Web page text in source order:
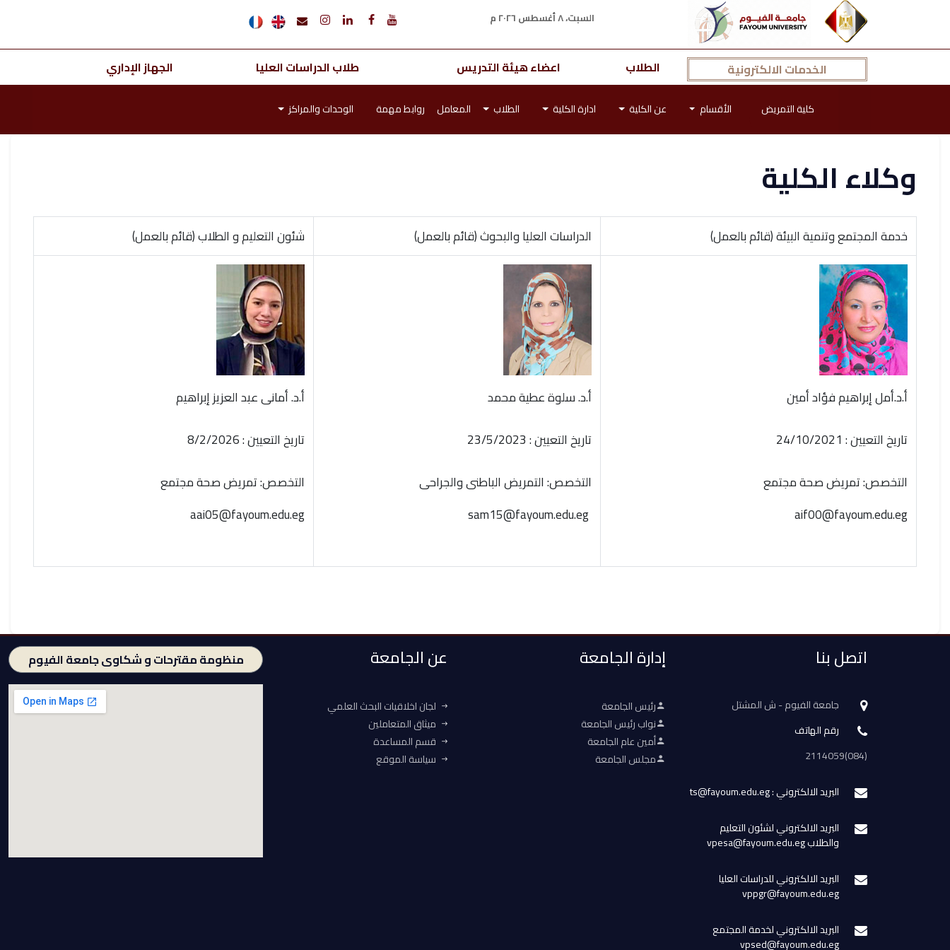
السبت، ٨ أغسطس ٢٠٢٦ م
الخدمات الالكترونية الطلاب اعضاء هيئة التدريس طلاب الدراسات العليا الجهاز الإداري
كلية التمريض الأقسام عن الكلية ادارة الكلية الطلاب المعامل روابط مهمة الوحدات والمراكز
وكلاء الكلية
خدمة المجتمع وتنمية البيئة (قائم بالعمل) الدراسات العليا والبحوث (قائم بالعمل) شئون التعليم و الطلاب (قائم بالعمل)
أ.د.أمل إبراهيم فؤاد أمين
تاريخ التعيين : 24/10/2021
التخصص: تمريض صحة مجتمع
aif00@fayoum.edu.eg
أ.د. سلوة عطية محمد
تاريخ التعيين : 23/5/2023
التخصص: التمريض الباطنى والجراحى
أ.د. أمانى عبد العزيز إبراهيم
تاريخ التعيين : 8/2/2026
التخصص: تمريض صحة مجتمع
aai05@fayoum.edu.eg
اتصل بنا
جامعة الفيوم - ش المشتل
رقم الهاتف
(084)2114059
البريد الالكتروني : ts@fayoum.edu.eg
البريد الالكتروني لشئون التعليم
والطلاب vpesa@fayoum.edu.eg
البريد الالكتروني للدراسات العليا
vppgr@fayoum.edu.eg
البريد الالكتروني لخدمة المجتمع
vpsed@fayoum.edu.eg
إدارة الجامعة
رئيس الجامعة
نواب رئيس الجامعة
أمين عام الجامعة
مجلس الجامعة
عن الجامعة
لجان اخلاقيات البحث العلمي
ميثاق المتعاملين
قسم المساعدة
سياسة الموقع
منظومة مقترحات و شكاوى جامعة الفيوم